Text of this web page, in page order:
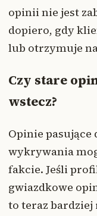
opinii nie jest
dopiero, gdy
lub otrzymuje
Czy stare
wstecz?
Opinie
wykrywania
fakcie. Jeśli
gwiazdkowe
to teraz